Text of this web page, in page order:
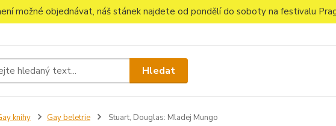
možné objednávat, náš stánek najdete od pondělí do soboty na festivalu
Hledat
knihy Gay beletrie Stuart, Douglas: Mladej Mungo